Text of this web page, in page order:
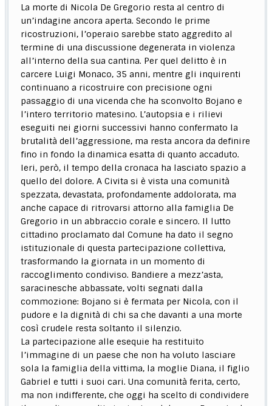
La morte di Nicola De Gregorio resta al centro di
un’indagine ancora aperta. Secondo le prime
ricostruzioni, l’operaio sarebbe stato aggredito al
termine di una discussione degenerata in violenza
all’interno della sua cantina. Per quel delitto è in
carcere Luigi Monaco, 35 anni, mentre gli inquirenti
continuano a ricostruire con precisione ogni
passaggio di una vicenda che ha sconvolto Bojano e
l’intero territorio matesino. L’autopsia e i rilievi
eseguiti nei giorni successivi hanno confermato la
brutalità dell’aggressione, ma resta ancora da definire
fino in fondo la dinamica esatta di quanto accaduto.
Ieri, però, il tempo della cronaca ha lasciato spazio a
quello del dolore. A Civita si è vista una comunità
spezzata, devastata, profondamente addolorata, ma
anche capace di ritrovarsi attorno alla famiglia De
Gregorio in un abbraccio corale e sincero. Il lutto
cittadino proclamato dal Comune ha dato il segno
istituzionale di questa partecipazione collettiva,
trasformando la giornata in un momento di
raccoglimento condiviso. Bandiere a mezz’asta,
saracinesche abbassate, volti segnati dalla
commozione: Bojano si è fermata per Nicola, con il
pudore e la dignità di chi sa che davanti a una morte
così crudele resta soltanto il silenzio.
La partecipazione alle esequie ha restituito
l’immagine di un paese che non ha voluto lasciare
sola la famiglia della vittima, la moglie Diana, il figlio
Gabriel e tutti i suoi cari. Una comunità ferita, certo,
ma non indifferente, che oggi ha scelto di condividere